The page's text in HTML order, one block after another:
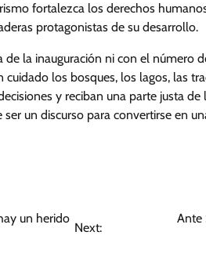
fortalezca los derechos
protagonistas de su desarrollo.
la inauguración ni con el número
cuidado los bosques, los lagos, las
y reciban una parte justa de
un discurso para convertirse en
un herido
Next:
Ante